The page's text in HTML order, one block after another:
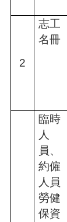
生
關
2
志工
名冊
臨時
人
員、
約僱
人員
勞健
保資